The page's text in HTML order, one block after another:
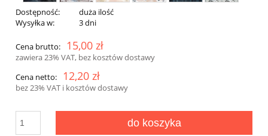
Dostępność:
duża ilość
Wysyłka w:
3 dni
Cena brutto: 15,00 zł
zawiera 23% VAT, bez kosztów dostawy
Cena netto:
12,20 zł
bez 23% VAT i kosztów dostawy
do koszyka